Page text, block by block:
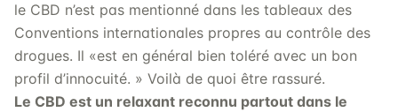
le CBD n’est pas mentionné dans les tableaux des
Conventions internationales propres au contrôle des
drogues. Il «est en général bien toléré avec un bon
profil d’innocuité. » Voilà de quoi être rassuré.
Le CBD est un relaxant reconnu partout dans le